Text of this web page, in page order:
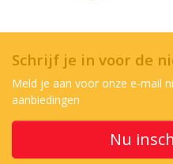
Schrijf je in voor de
Meld je aan voor onze e-mail
aanbiedingen
Nu